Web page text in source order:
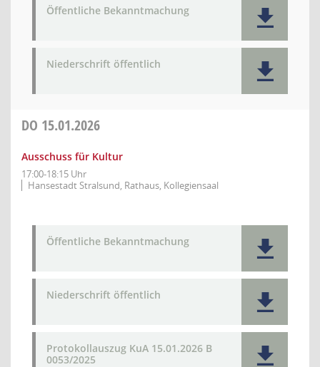
Öffentliche Bekanntmachung
Niederschrift öffentlich
DO 15.01.2026
Ausschuss für Kultur
17:00-18:15 Uhr
Hansestadt Stralsund, Rathaus, Kollegiensaal
Öffentliche Bekanntmachung
Niederschrift öffentlich
Protokollauszug KuA 15.01.2026 B
0053/2025